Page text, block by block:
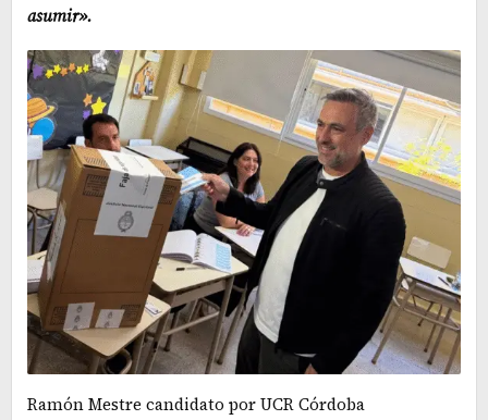
asumir».
Ramón Mestre candidato por UCR Córdoba